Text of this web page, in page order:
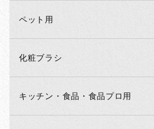
ペット用
化粧ブラシ
キッチン・食品・食品プロ用